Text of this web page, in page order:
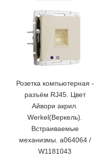
Розетка компьютерная -
разъём RJ45. Цвет
Айвори акрил.
Werkel(Веркель).
Встраиваемые
механизмы. a064064 /
W1181043